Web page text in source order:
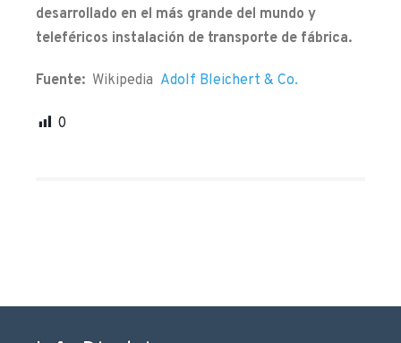
desarrollado en el más grande del mundo y
teleféricos instalación de transporte de fábrica.
Fuente: Wikipedia Adolf Bleichert & Co.
0